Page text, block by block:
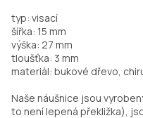
typ: visací
šířka: 15 mm
výška: 27 mm
tloušťka: 3 mm
materiál: bukové dřevo,
Naše náušnice jsou
to není lepená překližka),